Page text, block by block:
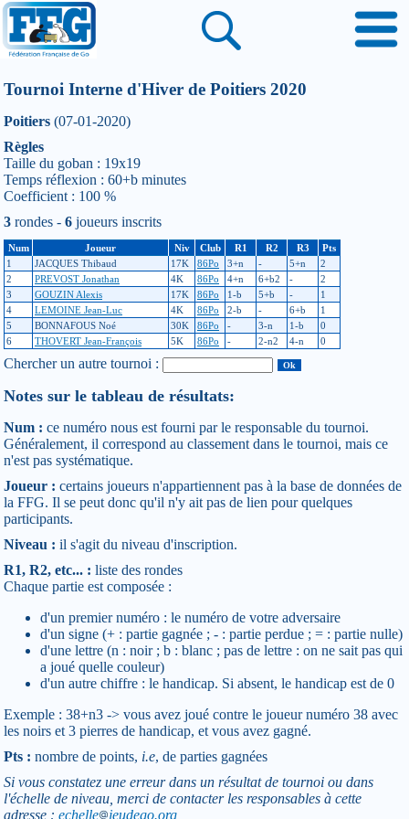
Tournoi Interne d'Hiver de Poitiers 2020
Poitiers (07-01-2020)
Règles
Taille du goban : 19x19
Temps réflexion : 60+b minutes
Coefficient : 100 %
3 rondes - 6 joueurs inscrits
Num Joueur Niv Club R1 R2 R3
Pts
1
JACQUES Thibaud 17K 86Po 3+n - 5+n
2
2
PREVOST Jonathan 4K 86Po 4+n 6+b2 -
2
3
GOUZIN Alexis 17K 86Po 1-b 5+b -
1
4
LEMOINE Jean-Luc 4K 86Po 2-b - 6+b
1
5
BONNAFOUS Noé 30K 86Po - 3-n 1-b
0
6
THOVERT Jean-François 5K 86Po - 2-n2 4-n 0
Chercher un autre tournoi :
Notes sur le tableau de résultats:
Num : ce numéro nous est fourni par le responsable du tournoi.
Généralement, il correspond au classement dans le tournoi, mais ce
n'est pas systématique.
Joueur : certains joueurs n'appartiennent pas à la base de données de
la FFG. Il se peut donc qu'il n'y ait pas de lien pour quelques
participants.
Niveau : il s'agit du niveau d'inscription.
R1, R2, etc... : liste des rondes
Chaque partie est composée :
d'un premier numéro : le numéro de votre adversaire
d'un signe (+ : partie gagnée ; - : partie perdue ; = : partie nulle)
d'une lettre (n : noir ; b : blanc ; pas de lettre : on ne sait pas qui
a joué quelle couleur)
d'un autre chiffre : le handicap. Si absent, le handicap est de 0
Exemple : 38+n3 -> vous avez joué contre le joueur numéro 38 avec
les noirs et 3 pierres de handicap, et vous avez gagné.
Pts : nombre de points, i.e, de parties gagnées
Si vous constatez une erreur dans un résultat de tournoi ou dans
l'échelle de niveau, merci de contacter les responsables à cette
adresse : echelle jeudego.org